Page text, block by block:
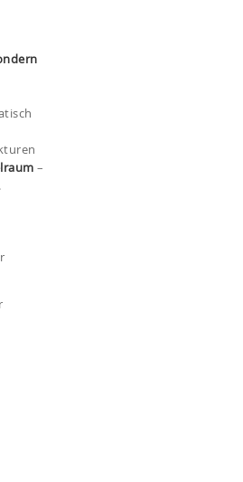
–
.